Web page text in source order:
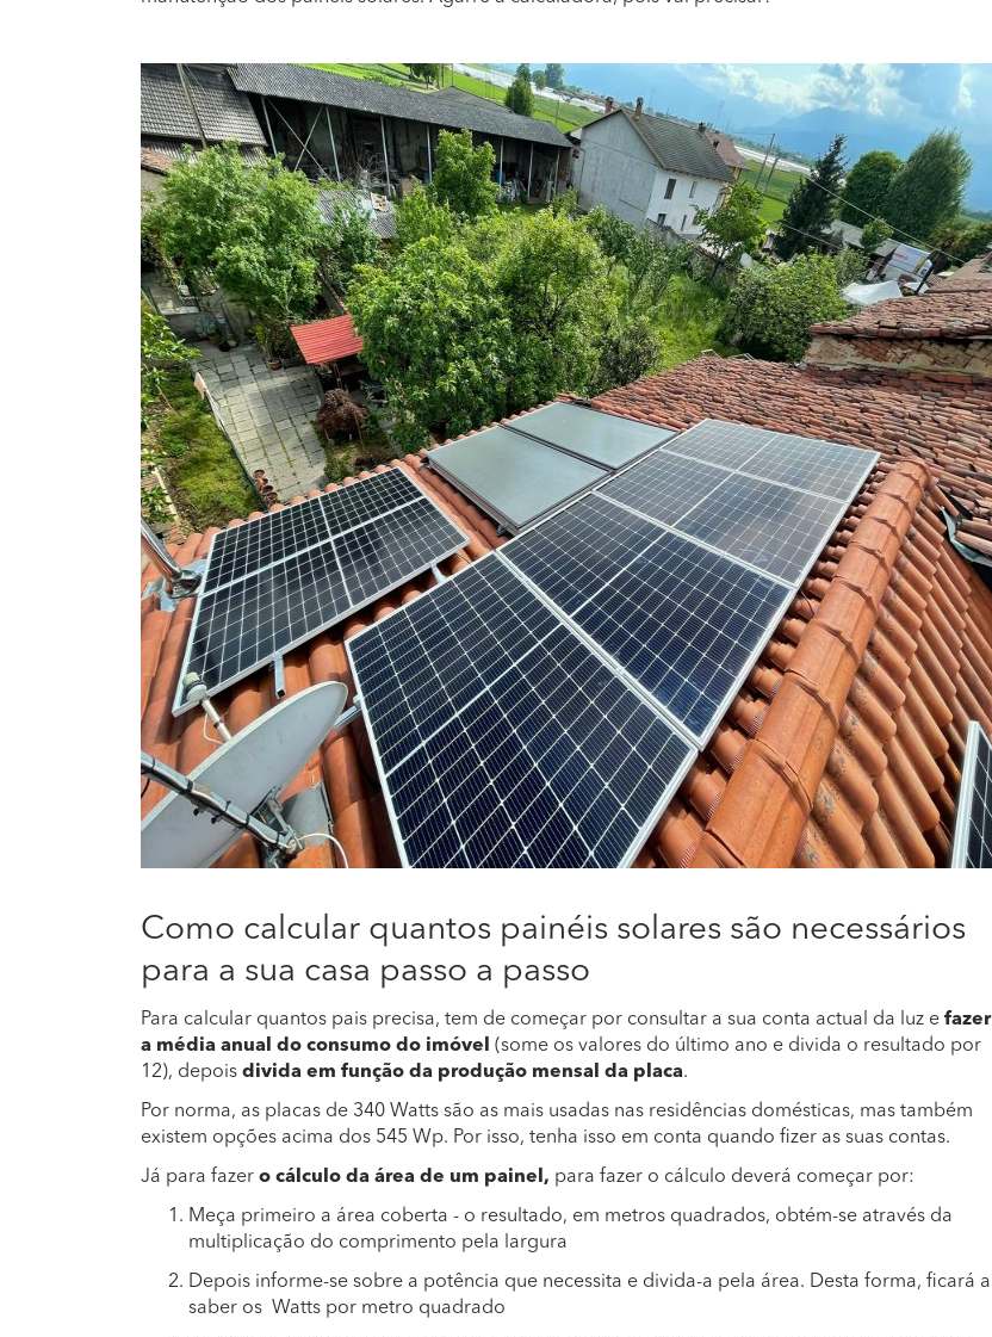
Como calcular quantos painéis solares são necessários
para a sua casa passo a passo
Para calcular quantos pais precisa, tem de começar por consultar a sua conta actual da luz e fazer
a média anual do consumo do imóvel (some os valores do último ano e divida o resultado por
12), depois divida em função da produção mensal da placa.
Por norma, as placas de 340 Watts são as mais usadas nas residências domésticas, mas também
existem opções acima dos 545 Wp. Por isso, tenha isso em conta quando fizer as suas contas.
Já para fazer o cálculo da área de um painel, para fazer o cálculo deverá começar por:
Meça primeiro a área coberta - o resultado, em metros quadrados, obtém-se através da
multiplicação do comprimento pela largura
Depois informe-se sobre a potência que necessita e divida-a pela área. Desta forma, ficará a
saber os Watts por metro quadrado